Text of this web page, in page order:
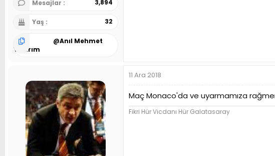
Mesajlar 3,894
Yaş 32
@Anıl Mehmet
Yıldırım
11 Ara 2018
Maç Monaco'da ve uyarmamıza
Fikri Hür Vicdanı Hür Galatasaray